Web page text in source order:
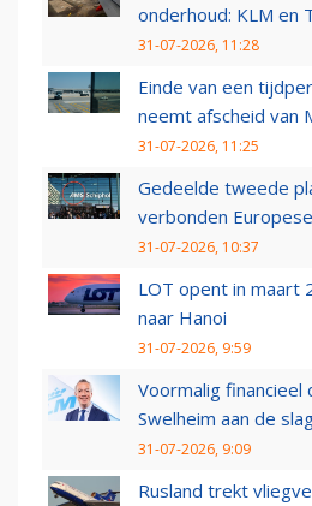
onderhoud: KLM en
31-07-2026, 11:28
Einde van een
neemt afscheid van
31-07-2026, 11:25
Gedeelde tweede
verbonden
31-07-2026, 10:37
LOT opent in maart
naar Hanoi
31-07-2026, 9:59
Voormalig financieel
Swelheim aan de
31-07-2026, 9:09
Rusland trekt